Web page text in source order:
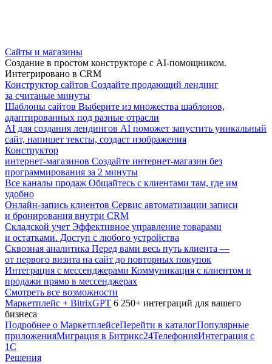
Сайты и магазины
Создание в простом конструкторе с AI-помощником.
Интегрировано в CRM
Конструктор сайтов Создайте продающий лендинг
за считаные минуты
Шаблоны сайтов Выберите из множества шаблонов,
адаптированных под разные отрасли
AI для создания лендингов AI поможет запустить уникальный
сайт, напишет тексты, создаст изображения
Конструктор
интернет-магазинов Создайте интернет-магазин без
программирования за 2 минуты
Все каналы продаж Общайтесь с клиентами там, где им
удобно
Онлайн-запись клиентов Сервис автоматизации записи
и бронирования внутри CRM
Складской учет Эффективное управление товарами
и остатками. Доступ с любого устройства
Сквозная аналитика Перед вами весь путь клиента —
от первого визита на сайт до повторных покупок
Интеграция с мессенджерами Коммуникация с клиентом и
продажи прямо в мессенджерах
Смотреть все возможности
Маркетплейс + BitrixGPT 6 250+ интеграций для вашего
бизнеса
Подробнее о МаркетплейсеПерейти в каталогПопулярные
приложенияМиграция в Битрикс24ТелефонияИнтеграция с
1С
Решения